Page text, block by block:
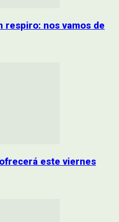
respiro: nos vamos de
este viernes